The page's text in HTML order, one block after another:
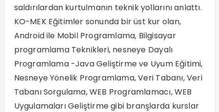
saldırılardan kurtulmanın teknik yollarını anlattı.
KO-MEK Eğitimler sonunda bir üst kur olan,
Android ile Mobil Programlama, Bilgisayar
programlama Teknikleri, nesneye Dayalı
Programlama -Java Geliştirme ve Uyum Eğitimi,
Nesneye Yönelik Programlama, Veri Tabanı, Veri
Tabanı Sorgulama, WEB Programlamacı, WEB
Uygulamaları Geliştirme gibi branşlarda kurslar